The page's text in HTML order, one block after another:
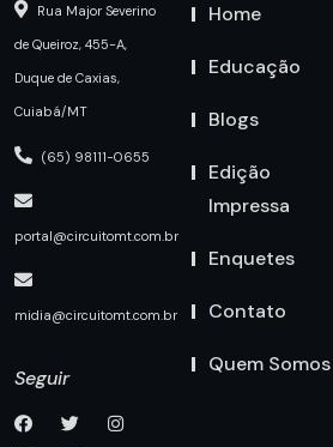
Rua Major Severino
de Queiroz, 455-A,
Duque de Caxias,
Cuiabá/MT
(65) 98111-0655
portal@circuitomt.com.br
midia@circuitomt.com.br
Seguir
Home
Educação
Blogs
Edição
Impressa
Enquetes
Contato
Quem Somos